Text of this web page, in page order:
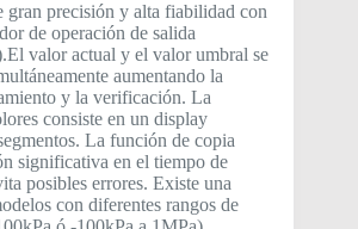
gran precisión y alta fiabilidad con
de operación de salida
valor actual y el valor umbral se
aumentando la
y la verificación. La
consiste en un display
La función de copia
significativa en el tiempo de
posibles errores. Existe una
con diferentes rangos de